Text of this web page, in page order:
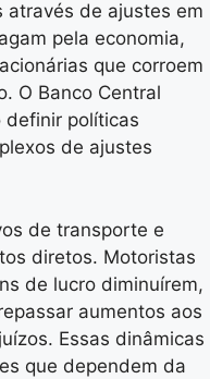
através de ajustes em
pela economia,
que corroem
O Banco Central
definir políticas
de ajustes
de transporte e
diretos. Motoristas
de lucro diminuírem,
aumentos aos
Essas dinâmicas
que dependem da